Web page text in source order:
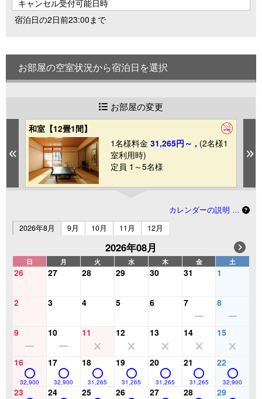
キャンセル受付可能日時
宿泊日の2日前23:00まで
お部屋の空室状況から宿泊日を選択
お部屋の変更
Previous
和室【12畳1間】
1名様料金 31,265円～ , (2名様1
室利用時)
定員 1～5名様
カレンダーの説明 …
2026年8月
9月 10月 11月 12月
2026年08月
日 月 火 水 木 金 土
26 27 28 29 30 31 1
2 3 4 5 6 7 8
9 10 11 12 13 14 15
16
32,900
17
32,900
18
31,265
19
31,265
20
31,265
21
31,265
22
32,900
23 24 25 26 27 28 29